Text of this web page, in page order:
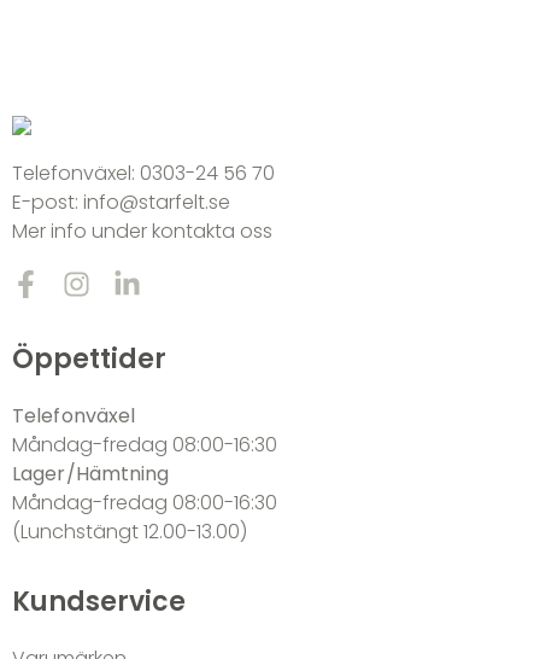
Telefonväxel: 0303-24 56 70
E-post: info@starfelt.se
Mer info under kontakta oss
Öppettider
Telefonväxel
Måndag-fredag 08:00-16:30
Lager/Hämtning
Måndag-fredag 08:00-16:30
(Lunchstängt 12.00-13.00)
Kundservice